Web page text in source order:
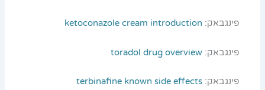
פינגבאק: ketoconazole cream introduction
פינגבאק:toradol drug overview
פינגבאק:terbinafine known side effects